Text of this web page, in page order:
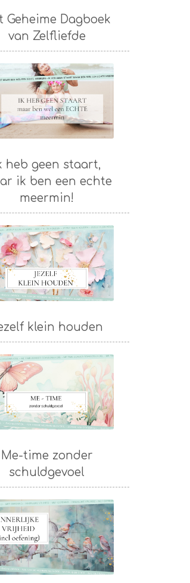
Geheime Dagboek
van Zelfliefde
heb geen staart,
ik ben een echte
meermin!
klein houden
Me-time zonder
schuldgevoel